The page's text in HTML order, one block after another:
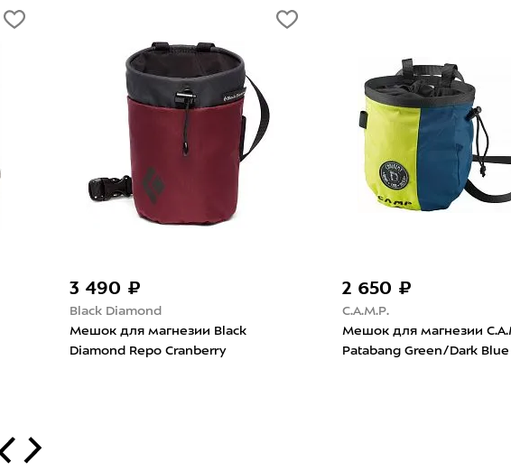
Мешок для магнезии First Try
Малый L 160626 Цветной/Хаки
Black Diamond
Мешок для магнезии детский
Black Diamond Mojo Burnt Sienna